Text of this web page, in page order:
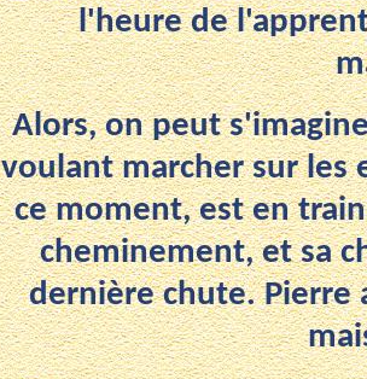
l'heure de
Alors, on peut
voulant marcher sur les
ce moment, est en
cheminement, et sa
dernière chute. Pierre